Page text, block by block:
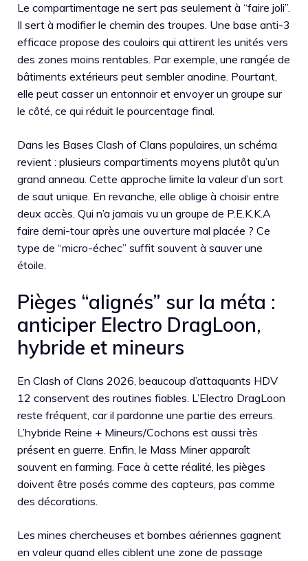
Le compartimentage ne sert pas seulement à “faire joli”.
Il sert à modifier le chemin des troupes. Une base anti-3
efficace propose des couloirs qui attirent les unités vers
des zones moins rentables. Par exemple, une rangée de
bâtiments extérieurs peut sembler anodine. Pourtant,
elle peut casser un entonnoir et envoyer un groupe sur
le côté, ce qui réduit le pourcentage final.
Dans les Bases Clash of Clans populaires, un schéma
revient : plusieurs compartiments moyens plutôt qu’un
grand anneau. Cette approche limite la valeur d’un sort
de saut unique. En revanche, elle oblige à choisir entre
deux accès. Qui n’a jamais vu un groupe de P.E.K.K.A
faire demi-tour après une ouverture mal placée ? Ce
type de “micro-échec” suffit souvent à sauver une
étoile.
Pièges “alignés” sur la méta :
anticiper Electro DragLoon,
hybride et mineurs
En Clash of Clans 2026, beaucoup d’attaquants HDV
12 conservent des routines fiables. L’Electro DragLoon
reste fréquent, car il pardonne une partie des erreurs.
L’hybride Reine + Mineurs/Cochons est aussi très
présent en guerre. Enfin, le Mass Miner apparaît
souvent en farming. Face à cette réalité, les pièges
doivent être posés comme des capteurs, pas comme
des décorations.
Les mines chercheuses et bombes aériennes gagnent
en valeur quand elles ciblent une zone de passage